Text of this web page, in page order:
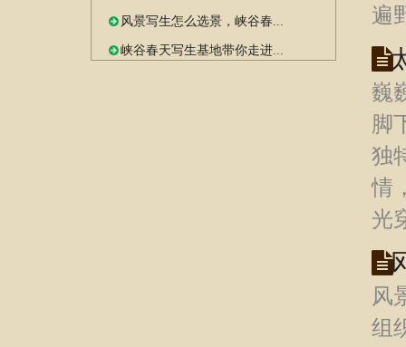
风景写生怎么选景，峡谷春...
峡谷春天写生基地带你走进...
遍
巍
脚
独
情
光
风
组